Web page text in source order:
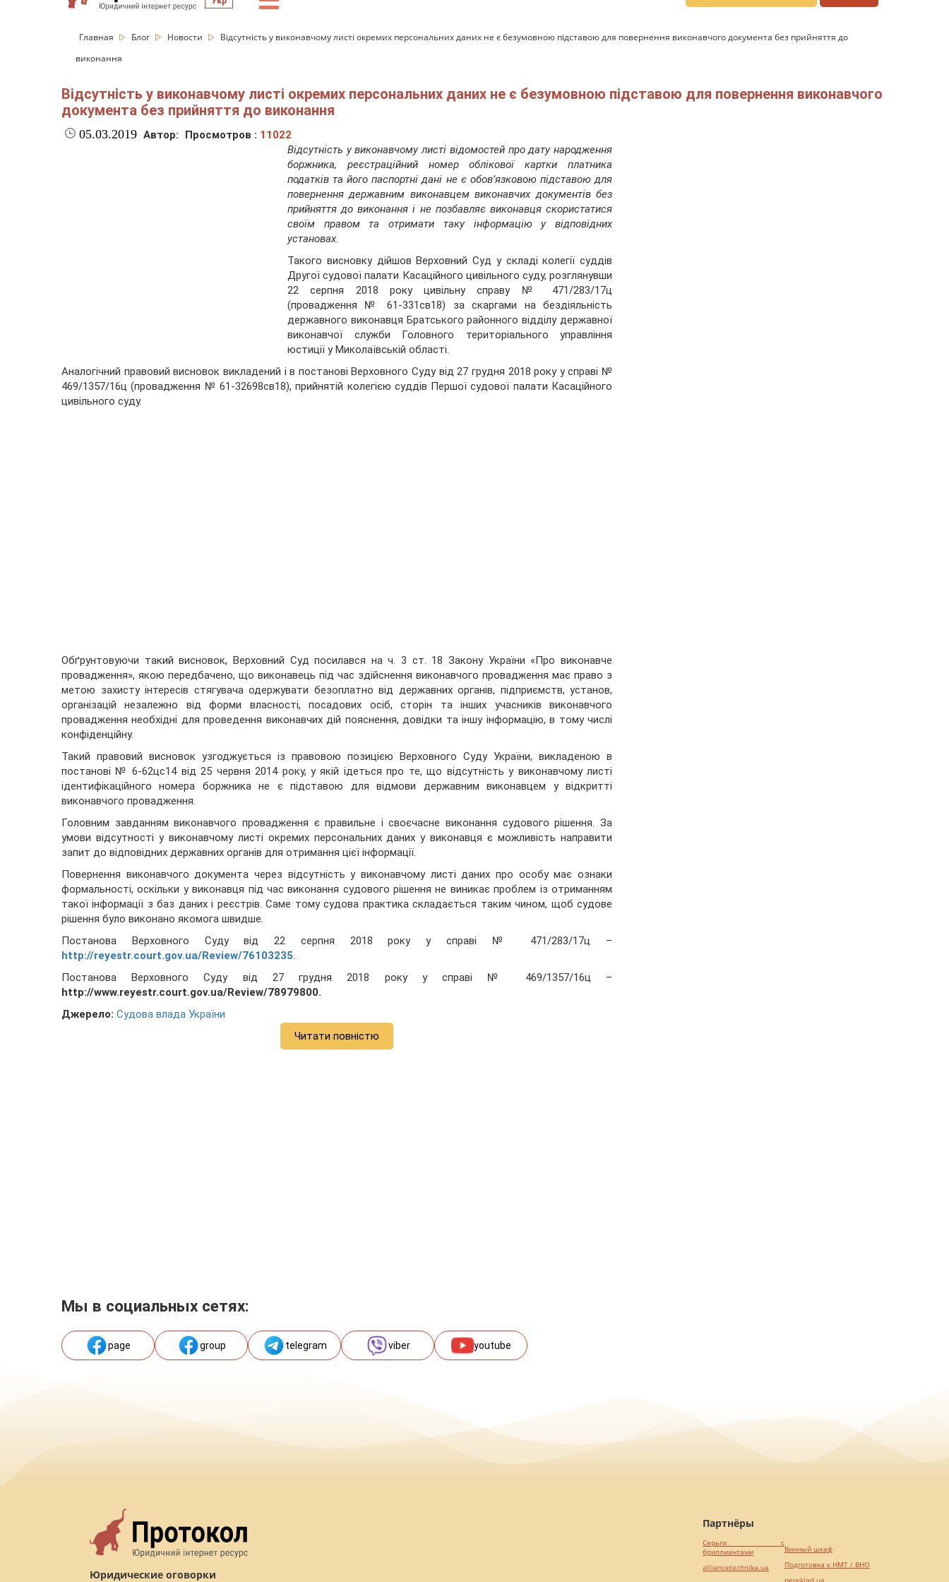
Главная Блог Новости
Відсутність у виконавчому листі окремих персональних даних не є безумовною підставою для повернення виконавчого документа без прийняття до
виконання
Відсутність у виконавчому листі окремих персональних даних не є безумовною підставою для повернення виконавчого
документа без прийняття до виконання
05.03.2019 Автор: Просмотров : 11022
Відсутність у виконавчому листі відомостей про дату народження
боржника, реєстраційний номер облікової картки платника
податків та його паспортні дані не є обов’язковою підставою для
повернення державним виконавцем виконавчих документів без
прийняття до виконання і не позбавляє виконавця скористатися
своїм правом та отримати таку інформацію у відповідних
установах.
Такого висновку дійшов Верховний Суд у складі колегії суддів
Другої судової палати Касаційного цивільного суду, розглянувши
22 серпня 2018 року цивільну справу № 471/283/17ц
(провадження № 61-331св18) за скаргами на бездіяльність
державного виконавця Братського районного відділу державної
виконавчої служби Головного територіального управління
юстиції у Миколаївській області.
Аналогічний правовий висновок викладений і в постанові Верховного Суду від 27 грудня 2018 року у справі №
469/1357/16ц (провадження № 61-32698св18), прийнятій колегією суддів Першої судової палати Касаційного
цивільного суду.
Обґрунтовуючи такий висновок, Верховний Суд посилався на ч. 3 ст. 18 Закону України «Про виконавче
провадження», якою передбачено, що виконавець під час здійснення виконавчого провадження має право з
метою захисту інтересів стягувача одержувати безоплатно від державних органів, підприємств, установ,
організацій незалежно від форми власності, посадових осіб, сторін та інших учасників виконавчого
провадження необхідні для проведення виконавчих дій пояснення, довідки та іншу інформацію, в тому числі
конфіденційну.
Такий правовий висновок узгоджується із правовою позицією Верховного Суду України, викладеною в
постанові № 6-62цс14 від 25 червня 2014 року, у якій ідеться про те, що відсутність у виконавчому листі
ідентифікаційного номера боржника не є підставою для відмови державним виконавцем у відкритті
виконавчого провадження.
Головним завданням виконавчого провадження є правильне і своєчасне виконання судового рішення. За
умови відсутності у виконавчому листі окремих персональних даних у виконавця є можливість направити
запит до відповідних державних органів для отримання цієї інформації.
Повернення виконавчого документа через відсутність у виконавчому листі даних про особу має ознаки
формальності, оскільки у виконавця під час виконання судового рішення не виникає проблем із отриманням
такої інформації з баз даних і реєстрів. Саме тому судова практика складається таким чином, щоб судове
рішення було виконано якомога швидше.
Постанова Верховного Суду від 22 серпня 2018 року у справі № 471/283/17ц –
http://reyestr.court.gov.ua/Review/76103235.
Постанова Верховного Суду від 27 грудня 2018 року у справі № 469/1357/16ц –
http://www.reyestr.court.gov.ua/Review/78979800.
Джерело: Судова влада України
Читати повністю
Мы в социальных сетях:
page group telegram viber youtube
Юридические оговорки
Партнёры
Серьги с
бриллиантами
alliancetechnika.ua
Винный шкаф
Подготовка к НМТ / ВНО
pereklad.ua